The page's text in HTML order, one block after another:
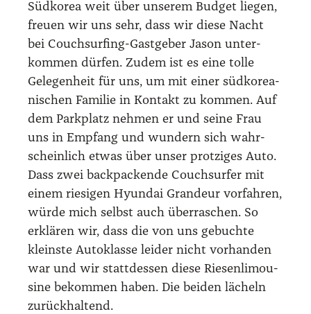
Süd­ko­rea weit über unse­rem Bud­get lie­gen,
freu­en wir uns sehr, dass wir die­se Nacht
bei Couch­sur­fing-Gast­ge­ber Jason unter­
kom­men dür­fen. Zudem ist es eine tol­le
Gele­gen­heit für uns, um mit einer süd­ko­rea­
ni­schen Fami­lie in Kon­takt zu kom­men. Auf
dem Park­platz neh­men er und sei­ne Frau
uns in Emp­fang und wun­dern sich wahr­
schein­lich etwas über unser prot­zi­ges Auto.
Dass zwei back­pa­cken­de Couch­sur­fer mit
einem rie­si­gen Hyun­dai Gran­deur vor­fah­ren,
wür­de mich selbst auch über­ra­schen. So
erklä­ren wir, dass die von uns gebuch­te
kleins­te Auto­klas­se lei­der nicht vor­han­den
war und wir statt­des­sen die­se Rie­sen­li­mou­
si­ne bekom­men haben. Die bei­den lächeln
zurück­hal­tend.